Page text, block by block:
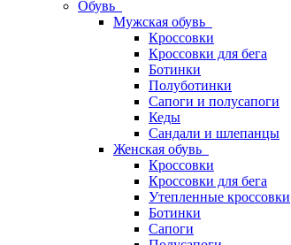
Обувь
Мужская обувь
Кроссовки
Кроссовки для бега
Ботинки
Полуботинки
Сапоги и полусапоги
Кеды
Сандали и шлепанцы
Женская обувь
Кроссовки
Кроссовки для бега
Утепленные кроссовки
Ботинки
Сапоги